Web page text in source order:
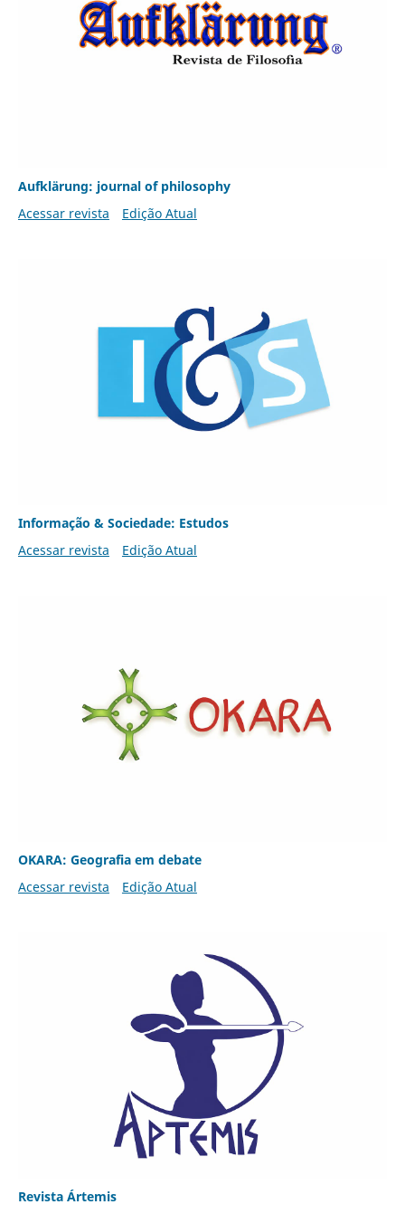
Aufklärung: journal of philosophy
Acessar revista
Edição Atual
Informação & Sociedade: Estudos
Acessar revista
Edição Atual
OKARA: Geografia em debate
Acessar revista
Edição Atual
Revista Ártemis